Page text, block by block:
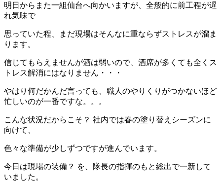
明日からまた一組仙台へ向かいますが、全般的に前工程が遅
れ気味で
思っていた程、まだ現場はそんなに重ならずストレスが溜ま
ります。
信じてもらえませんが酒は弱いので、酒席が多くても全くス
トレス解消にはなりません・・・
やはり何だかんだ言っても、職人のやりくりがつかないほど
忙しいのが一番ですな。。。
こんな状況だからこそ？ 社内では春の塗り替えシーズンに
向けて、
色々な準備が少しずつですが進んでいます。
今日は現場の装備？ を、隊長の指揮のもと総出で一新して
いました。